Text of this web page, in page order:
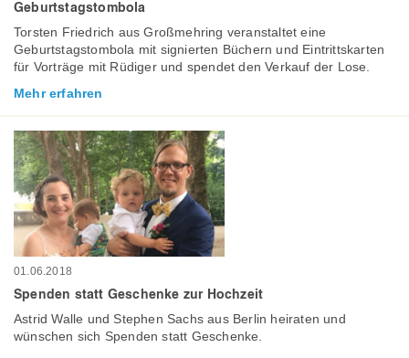
Geburtstagstombola
Torsten Friedrich aus Großmehring veranstaltet eine
Geburtstagstombola mit signierten Büchern und Eintrittskarten
für Vorträge mit Rüdiger und spendet den Verkauf der Lose.
Mehr erfahren
01.06.2018
Spenden statt Geschenke zur Hochzeit
Astrid Walle und Stephen Sachs aus Berlin heiraten und
wünschen sich Spenden statt Geschenke.